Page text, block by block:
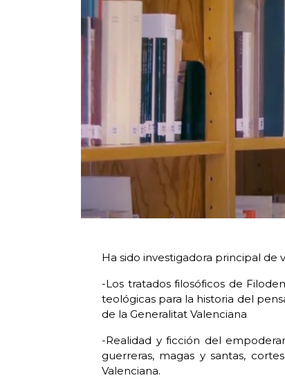
Ha sido investigadora principal de
-Los tratados filosóficos de
teológicas para la historia del
de la Generalitat Valenciana
-Realidad y ficción del
guerreras, magas y santas,
Valenciana.